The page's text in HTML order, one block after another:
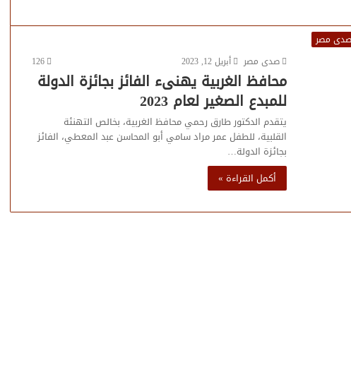
صدى مصر
صدى مصر
أبريل 12, 2023 126
محافظ الغربية يهنىء الفائز بجائزة الدولة
للمبدع الصغير لعام 2023
يتقدم الدكتور طارق رحمي محافظ الغربية، بخالص التهنئة
القلبية، للطفل عمر مراد سامي أبو المحاسن عبد المعطي، الفائز
بجائزة الدولة…
أكمل القراءة »